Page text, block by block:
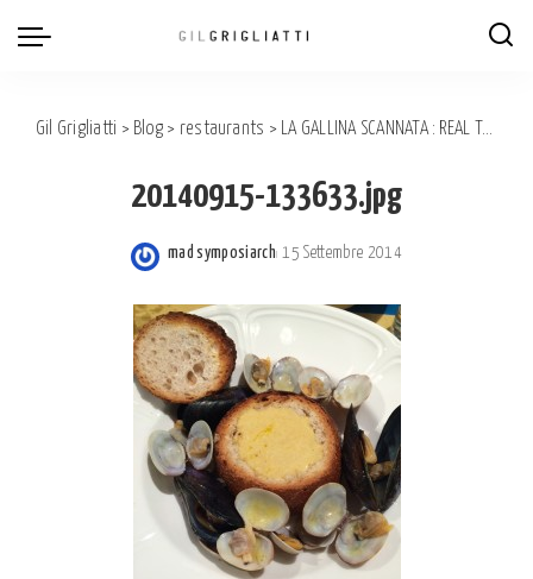
Gil Grigliatti > Blog > restaurants > LA GALLINA SCANNATA : REAL TAPAS & PINTXOS IN TORINO!
20140915-133633.jpg
Posted
mad symposiarch 15 Settembre 2014